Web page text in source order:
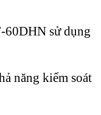
60DHN sử dụng
năng kiểm soát